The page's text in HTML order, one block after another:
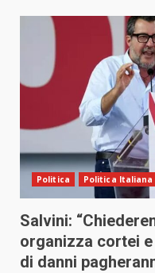
Politica Politica Italiana
Salvini:
organizza cortei
di danni